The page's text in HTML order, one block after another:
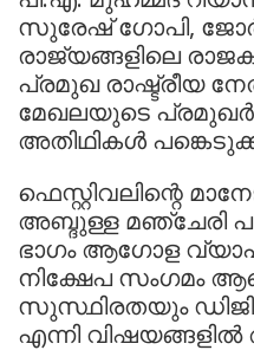
സുരേഷ് ഗോപി,
രാജ്യങ്ങളിലെ
പ്രമുഖ രാഷ്ട്രീയ
മേഖലയുടെ പ്രമുഖര്‍
അതിഥികള്‍
ഫെസ്റ്റിവലിന്റെ
അബ്ദുള്ള മഞ്ചേരി
ഭാഗം ആഗോള
നിക്ഷേപ സംഗമം
സുസ്ഥിരതയും
എന്നി